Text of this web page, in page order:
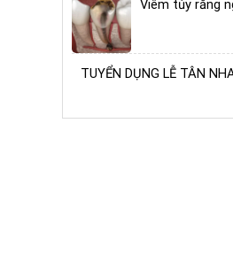
Viêm tủy răng
TUYỂN DỤNG LỄ TÂN